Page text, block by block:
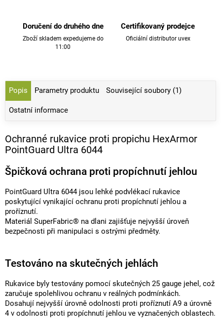
Doručení do druhého dne
Zboží skladem expedujeme do
11:00
Certifikovaný prodejce
Oficiální distributor uvex
Popis Parametry produktu Související soubory (1)
Ostatní informace
Ochranné rukavice proti propichu HexArmor
PointGuard Ultra 6044
Špičková ochrana proti propíchnutí jehlou
PointGuard Ultra 6044 jsou lehké podvlékací rukavice
poskytující vynikající ochranu proti propíchnutí jehlou a
proříznutí.
Materiál SuperFabric® na dlani zajišťuje nejvyšší úroveň
bezpečnosti při manipulaci s ostrými předměty.
Testováno na skutečných jehlách
Rukavice byly testovány pomocí skutečných 25 gauge jehel, což
zaručuje spolehlivou ochranu v reálných podmínkách.
Dosahují nejvyšší úrovně odolnosti proti proříznutí A9 a úrovně
4 v odolnosti proti propíchnutí jehlou ve vyznačených oblastech.